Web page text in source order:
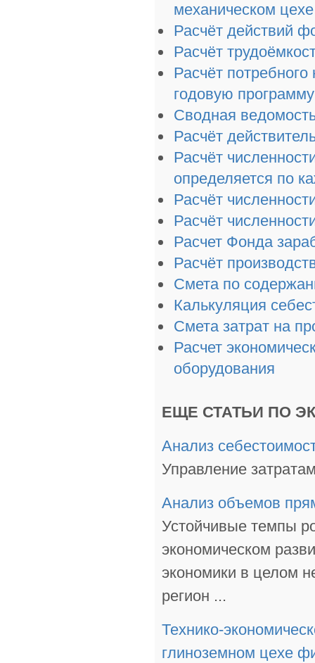
механическом цехе
Расчёт действий
Расчёт
Расчёт
годовую программу
Сводная
Расчёт
Расчёт
определяется по
Расчёт
Расчёт
Расчет Фонда
Расчёт
Смета по
Калькуляция
Смета затрат на
Расчет
оборудования
ЕЩЕ СТАТЬИ ПО
Анализ
Управление
Анализ объемов
Устойчивые темпы
экономическом
экономики в целом
регион ...
Технико-
глиноземном цехе